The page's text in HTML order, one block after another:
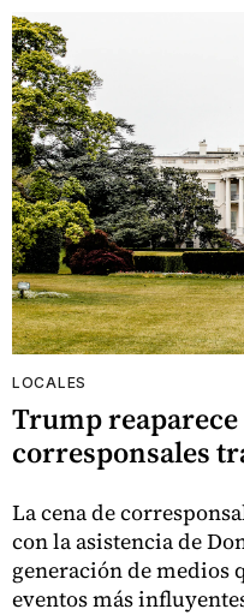
LOCALES
Trump reaparece
corresponsales
La cena de
con la asistencia de
generación de medios
eventos más